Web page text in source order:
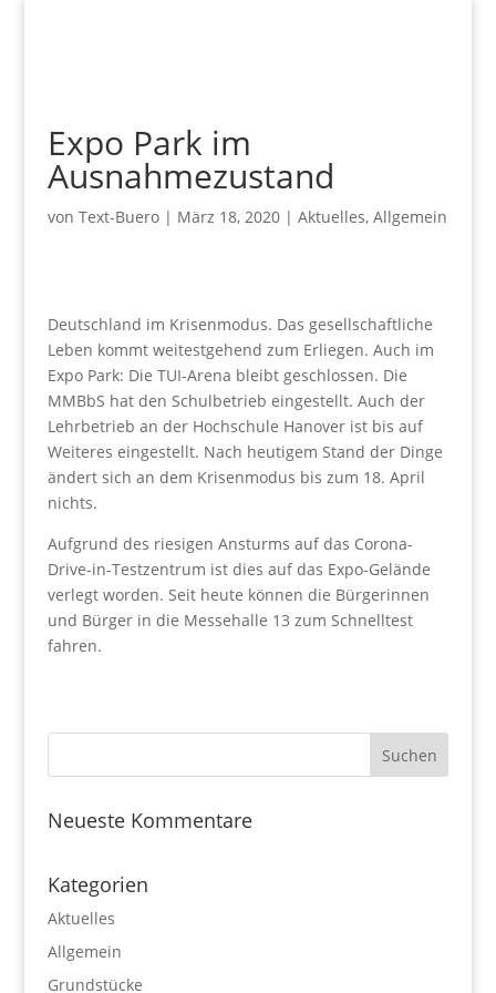
Expo Park im
Ausnahmezustand
von Text-Buero| März 18, 2020| Aktuelles, Allgemein
Deutschland im Krisenmodus. Das gesellschaftliche
Leben kommt weitestgehend zum Erliegen. Auch im
Expo Park: Die TUI-Arena bleibt geschlossen. Die
MMBbS hat den Schulbetrieb eingestellt. Auch der
Lehrbetrieb an der Hochschule Hanover ist bis auf
Weiteres eingestellt. Nach heutigem Stand der Dinge
ändert sich an dem Krisenmodus bis zum 18. April
nichts.
Aufgrund des riesigen Ansturms auf das Corona-
Drive-in-Testzentrum ist dies auf das Expo-Gelände
verlegt worden. Seit heute können die Bürgerinnen
und Bürger in die Messehalle 13 zum Schnelltest
fahren.
Neueste Kommentare
Kategorien
Aktuelles
Allgemein
Grundstücke